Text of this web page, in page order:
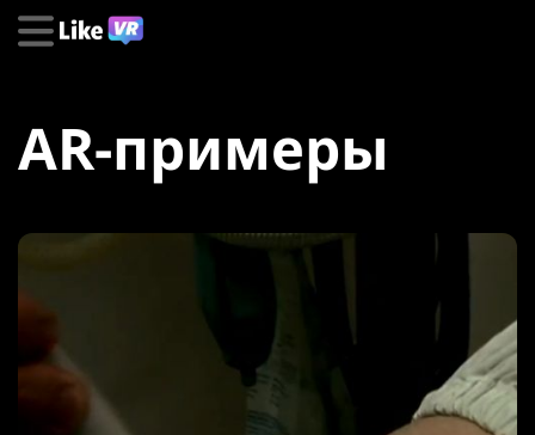
AR-примеры